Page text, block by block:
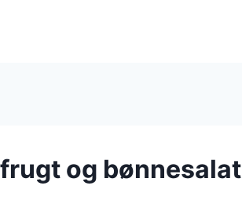
og bønnesalat